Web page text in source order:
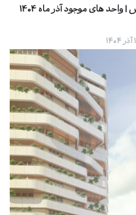
های موجود آذر ماه 1404